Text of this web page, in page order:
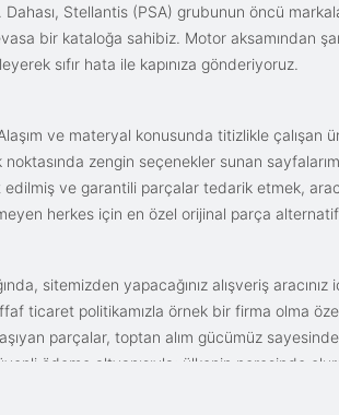
Stellantis (PSA) grubunun öncü
bir kataloğa sahibiz. Motor aksamından
sıfır hata ile kapınıza gönderiyoruz.
ve materyal konusunda titizlikle çalışan
zengin seçenekler sunan
ve garantili parçalar tedarik etmek,
herkes için en özel orijinal parça
sitemizden yapacağınız alışveriş
ticaret politikamızla örnek bir firma olma
parçalar, toptan alım gücümüz
ödeme altyapısıyla; ülkenin neresinde
parça kalitesini birleştirmek için doğru